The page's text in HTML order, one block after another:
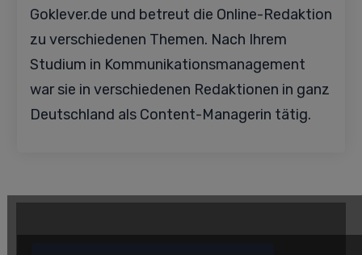
Goklever.de und betreut die Online-Redaktion
zu verschiedenen Themen. Nach Ihrem
Studium in Kommunikationsmanagement
war sie in verschiedenen Redaktionen in ganz
Deutschland als Content-Managerin tätig.